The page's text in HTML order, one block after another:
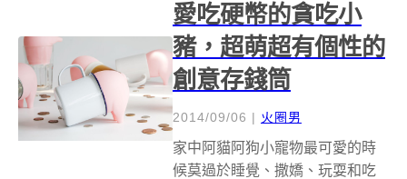
繼續挖掘更...
愛吃硬幣的貪吃小
豬，超萌超有個性的
創意存錢筒
2014/09/06 | 火圈男
家中阿貓阿狗小寵物最可愛的時
候莫過於睡覺、撒嬌、玩耍和吃